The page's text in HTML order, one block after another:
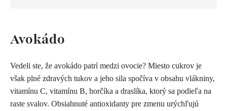
Avokádo
Vedeli ste, že avokádo patrí medzi ovocie? Miesto cukrov je
však plné zdravých tukov a jeho sila spočíva v obsahu vlákniny,
vitamínu C, vitamínu B, horčíka a draslíka, ktorý sa podieľa na
raste svalov. Obsiahnuté antioxidanty pre zmenu urýchľujú